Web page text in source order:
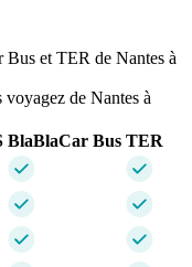
et TER de Nantes à
de Nantes à
BlaBlaCar Bus TER